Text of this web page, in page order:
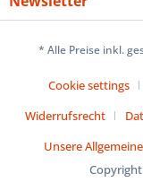
* Alle Preise inkl.
Cookie settings
Widerrufsrecht
Unsere
Copyright